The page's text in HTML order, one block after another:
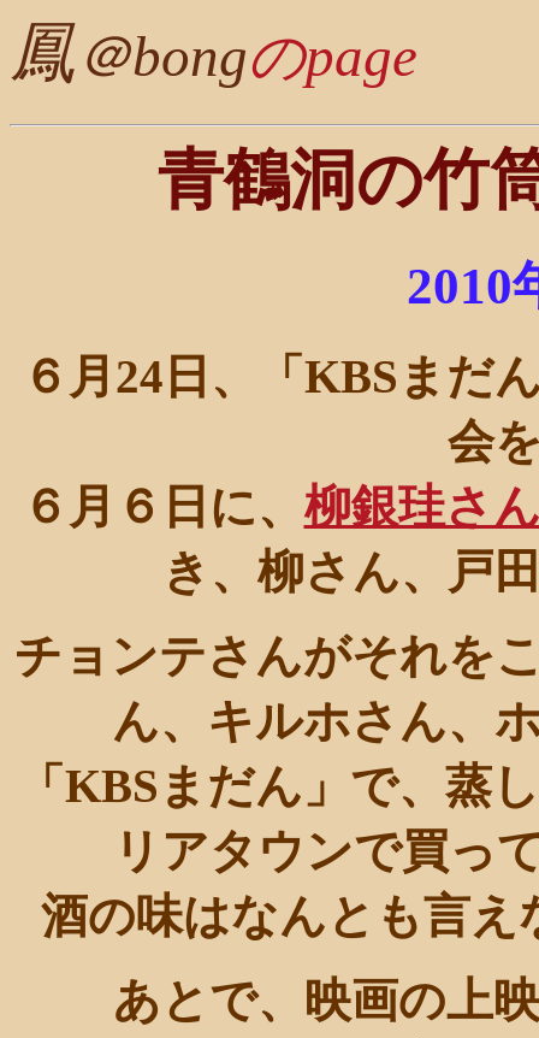
鳳＠bongのpage
青鶴洞の竹
2010
６月24日、「KBSまだ
会
６月６日に、 柳銀珪さ
き、柳さん、戸
チョンテさんがそれを
ん、キルホさん、
「KBSまだん」で、蒸
リアタウンで買っ
酒の味はなんとも言
あとで、映画の上